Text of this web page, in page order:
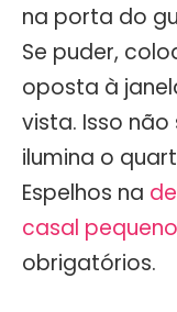
na porta do
Se puder,
oposta à
vista. Isso
ilumina o
Espelhos na
casal
obrigatórios.